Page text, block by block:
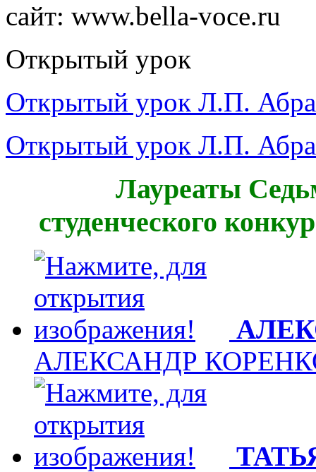
сайт: www.bella-voce.ru
Открытый урок
Открытый урок Л.П.
Открытый урок Л.П.
Лауреаты
студенческого
АЛЕКСАНДР